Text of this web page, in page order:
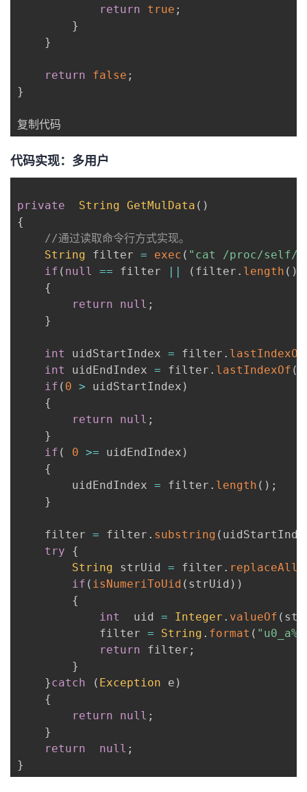
证
实
验
的
收
持
建
议
return
true ;
}
}
return false ;
}
复制代码
代码实现：多用户
private String GetMulData ( )
{
//通过读取命令行方式实现。
String filter = exec ( "cat /proc/self/
if ( null == filter || ( filter . length ( )
{
return
null ;
}
int uidStartIndex = filter . lastIndexOf
int
uidEndIndex = filter . lastIndexOf (
if ( 0 > uidStartIndex )
{
return
null ;
}
if ( 0 >= uidEndIndex )
{
        uidEndIndex
= filter . length ( ) ;
}
    filter
= filter . substring (
try
{
String strUid = filter . replaceAll
if ( isNumeriToUid ( strUid ) )
{
int
  uid
= Integer . valueOf (
            filter
= String . format (
return filter ;
}
}catch ( Exception e )
{
return
null ;
}
return
null ;
}